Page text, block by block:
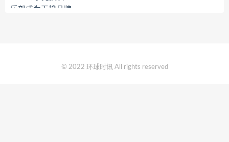
© 2022 环球时讯 All rights reserved